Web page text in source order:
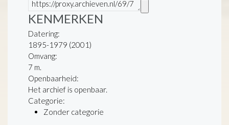
KENMERKEN
Datering:
1895-1979 (2001)
Omvang:
7 m.
Openbaarheid:
Het archief is openbaar.
Categorie:
Zonder categorie